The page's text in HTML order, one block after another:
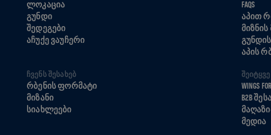
ᲚᲝᲙᲐᲪᲘᲐ
ᲒᲣᲜᲓᲘ
ᲨᲔᲓᲔᲒᲔᲑᲘ
ᲐᲩᲣᲥᲔ ᲕᲐᲣᲩᲔᲠᲘ
FAQS
ᲐᲞᲘᲗ
ᲐᲞᲘᲡ
ᲩᲕᲔᲜᲡ ᲨᲔᲡᲐᲮᲔᲑ
ᲠᲑᲔᲜᲘᲡ ᲤᲝᲠᲛᲐᲢᲘ
ᲛᲘᲖᲐᲜᲘ
ᲡᲘᲐᲮᲚᲔᲔᲑᲘ
WINGS
B2B
ᲛᲔᲓᲘᲐ